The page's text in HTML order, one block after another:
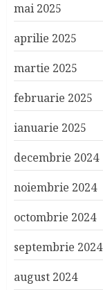
mai 2025
aprilie 2025
martie 2025
februarie 2025
ianuarie 2025
decembrie 2024
noiembrie 2024
octombrie 2024
septembrie 2024
august 2024